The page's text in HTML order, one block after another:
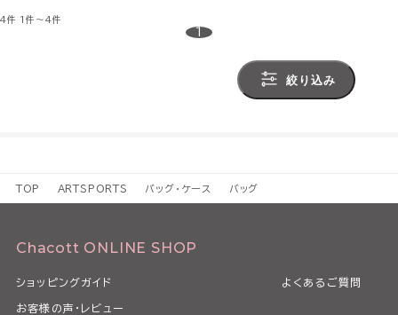
4件 1件～4件
1
絞り込み
TOP ARTSPORTS バッグ・ケース バッグ
Chacott ONLINE SHOP
ショッピングガイド よくあるご質問
お客様の声・レビュー